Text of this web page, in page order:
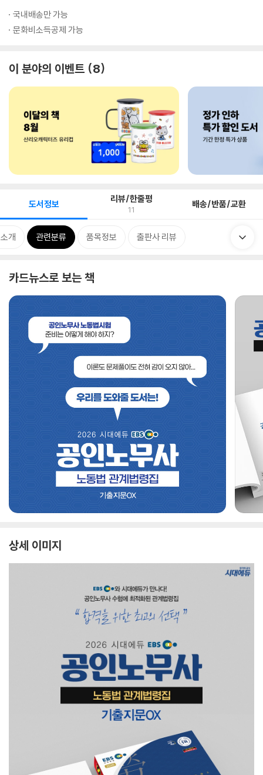
국내배송만 가능
문화비소득공제 가능
이 분야의 이벤트 8
도서정보 리뷰/한줄평
11 배송/반품/교환
개 관련분류 품목정보 출판사 리뷰
카드뉴스로 보는 책
상세 이미지